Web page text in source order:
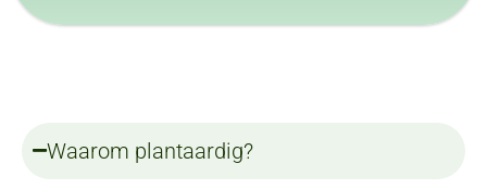
Waarom plantaardig?